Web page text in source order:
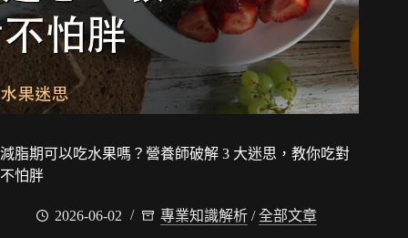
減脂期可以吃水果嗎？營養師破解 3 大迷思，教你吃對
不怕胖
2026-06-02 專業知識解析 /全部文章